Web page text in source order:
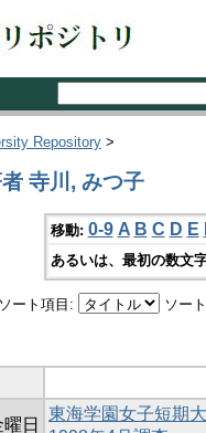
Repository >
寺川, みつ子
移動: 0-9 A B C D E
あるいは、最初の数文
ソート項目: ソー
日
東海学園女子短期